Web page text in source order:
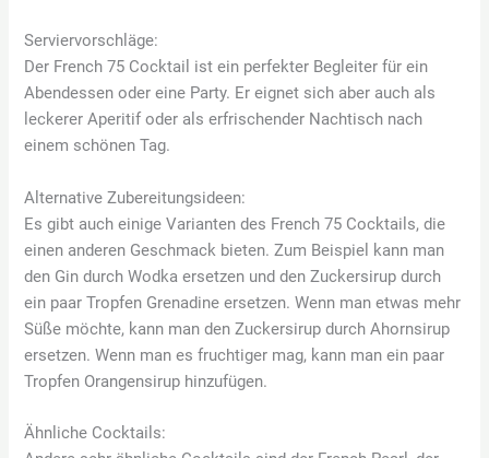
Serviervorschläge:
Der French 75 Cocktail ist ein perfekter Begleiter für ein
Abendessen oder eine Party. Er eignet sich aber auch als
leckerer Aperitif oder als erfrischender Nachtisch nach
einem schönen Tag.
Alternative Zubereitungsideen:
Es gibt auch einige Varianten des French 75 Cocktails, die
einen anderen Geschmack bieten. Zum Beispiel kann man
den Gin durch Wodka ersetzen und den Zuckersirup durch
ein paar Tropfen Grenadine ersetzen. Wenn man etwas mehr
Süße möchte, kann man den Zuckersirup durch Ahornsirup
ersetzen. Wenn man es fruchtiger mag, kann man ein paar
Tropfen Orangensirup hinzufügen.
Ähnliche Cocktails: